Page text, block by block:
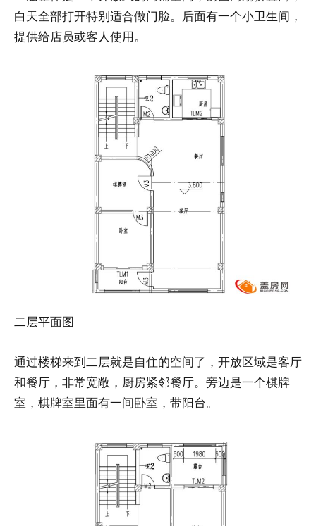
白天全部打开特别适合做门脸。后面有一个小卫生间，
提供给店员或客人使用。
二层平面图
通过楼梯来到二层就是自住的空间了，开放区域是客厅
和餐厅，非常宽敞，厨房紧邻餐厅。旁边是一个棋牌
室，棋牌室里面有一间卧室，带阳台。